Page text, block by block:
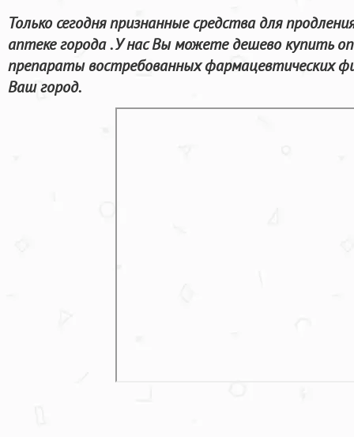
Только сегодня признанные средства для
аптеке города . У нас Вы можете дешево купить
препараты востребованных фармацевтических
Ваш город.